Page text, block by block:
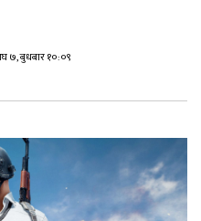
७, बुधबार १०:०९